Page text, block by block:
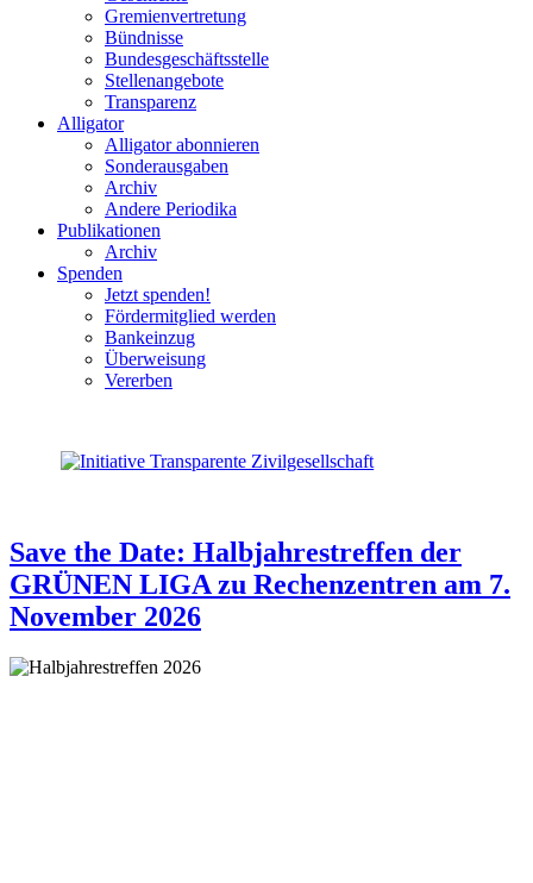
Gremienvertretung
Bündnisse
Bundesgeschäftsstelle
Stellenangebote
Transparenz
Alligator
Alligator abonnieren
Sonderausgaben
Archiv
Andere Periodika
Publikationen
Archiv
Spenden
Jetzt spenden!
Fördermitglied werden
Bankeinzug
Überweisung
Vererben
Save the Date: Halbjahrestreffen der
GRÜNEN LIGA zu Rechenzentren am 7.
November 2026